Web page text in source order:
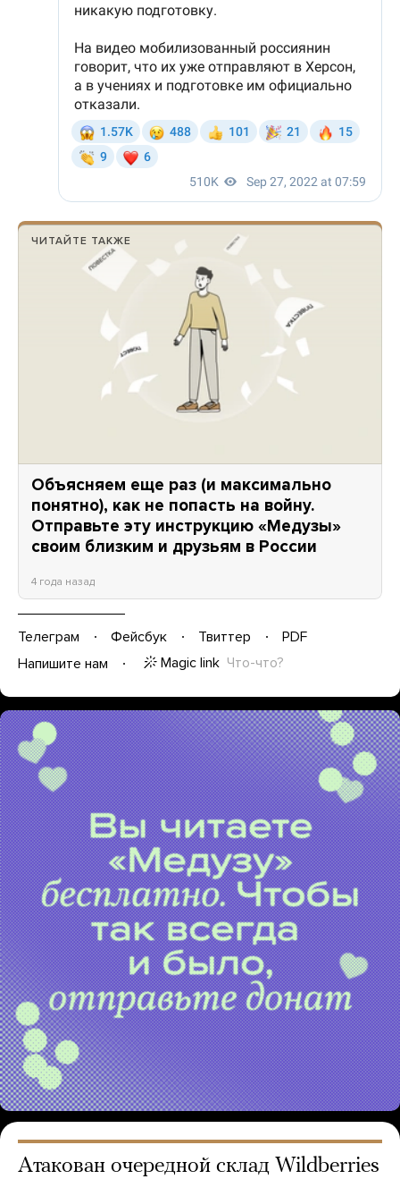
ЧИТАЙТЕ ТАКЖЕ
Объясняем еще раз (и максимально
понятно), как не попасть на войну.
Отправьте эту инструкцию «Медузы»
своим близким и друзьям в России
4 года назад
Телеграм Фейсбук Твиттер
PDF
Напишите нам
Magic link Что-что?
Атакован очередной склад Wildberries